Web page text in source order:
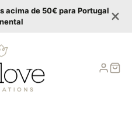
acima de 50€ para Portugal